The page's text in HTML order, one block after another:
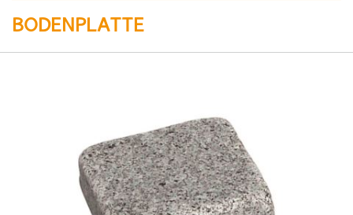
BODENPLATTE